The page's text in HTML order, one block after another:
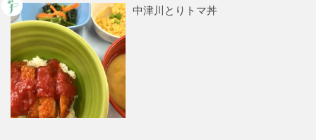
中津川とりトマ丼